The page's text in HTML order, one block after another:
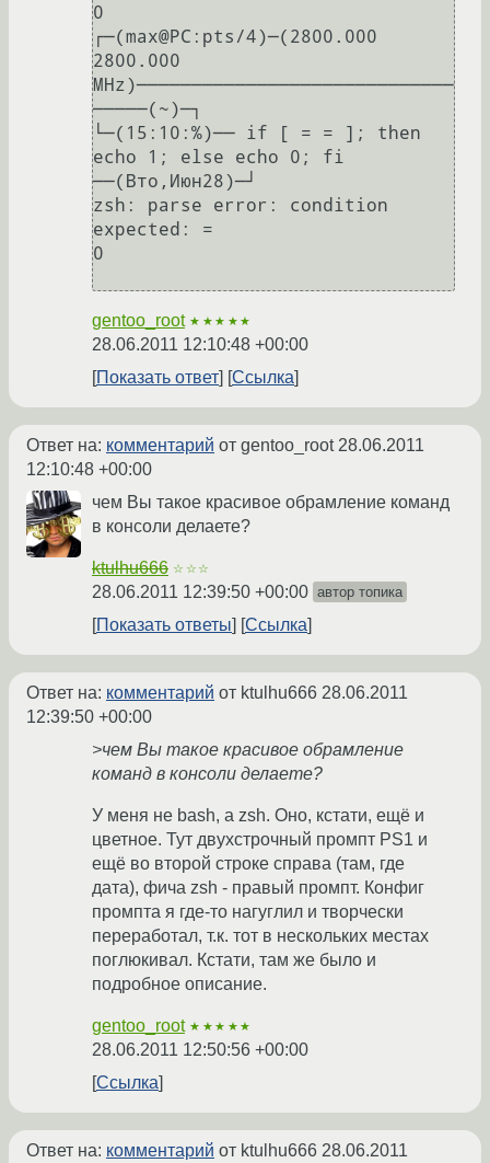
0
┌─(max@PC:pts/4)─(2800.000
2800.000
MHz)─────────────────────────────
─────(~)─┐
└─(15:10:%)── if [ = = ]; then
echo 1; else echo 0; fi
──(Вто,Июн28)─┘
zsh: parse error: condition
expected: =
0
gentoo_root ★★★★★
28.06.2011 12:10:48 +00:00
Показать ответ
Ссылка
Ответ на: комментарий от gentoo_root 28.06.2011
12:10:48 +00:00
чем Вы такое красивое обрамление команд
в консоли делаете?
ktulhu666 ☆☆☆
28.06.2011 12:39:50 +00:00 автор топика
Показать ответы Ссылка
Ответ на: комментарий от ktulhu666 28.06.2011
12:39:50 +00:00
>чем Вы такое красивое обрамление
команд в консоли делаете?
У меня не bash, а zsh. Оно, кстати, ещё и
цветное. Тут двухстрочный промпт PS1 и
ещё во второй строке справа (там, где
дата), фича zsh - правый промпт. Конфиг
промпта я где-то нагуглил и творчески
переработал, т.к. тот в нескольких местах
поглюкивал. Кстати, там же было и
подробное описание.
gentoo_root ★★★★★
28.06.2011 12:50:56 +00:00
Ссылка
Ответ на: комментарий от ktulhu666 28.06.2011